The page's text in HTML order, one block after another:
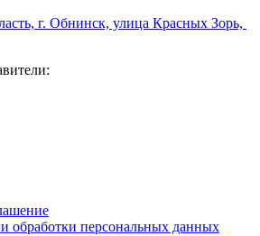
г. Обнинск, улица Красных Зорь,
обработки персональных данных